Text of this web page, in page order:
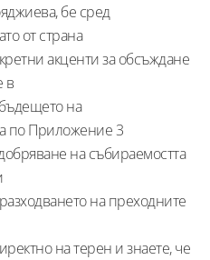
бе сред
от страна
акценти за обсъждане
в
на
по Приложение 3
на събираемостта
на преходните
на терен и знаете, че